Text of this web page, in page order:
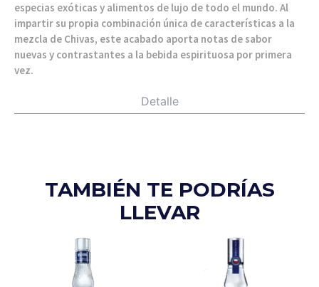
Detalle
especias exóticas y alimentos de lujo de todo el mundo. Al
impartir su propia combinación única de características a la
mezcla de Chivas, este acabado aporta notas de sabor
nuevas y contrastantes a la bebida espirituosa por primera
vez.
TAMBIÉN TE PODRÍAS
LLEVAR